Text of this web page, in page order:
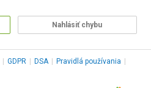
Nahlásiť chybu
GDPR DSA Pravidlá používania